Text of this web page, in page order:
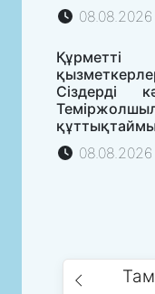
08.08.2026
Құрметті
Сіздерді
08.08.2026